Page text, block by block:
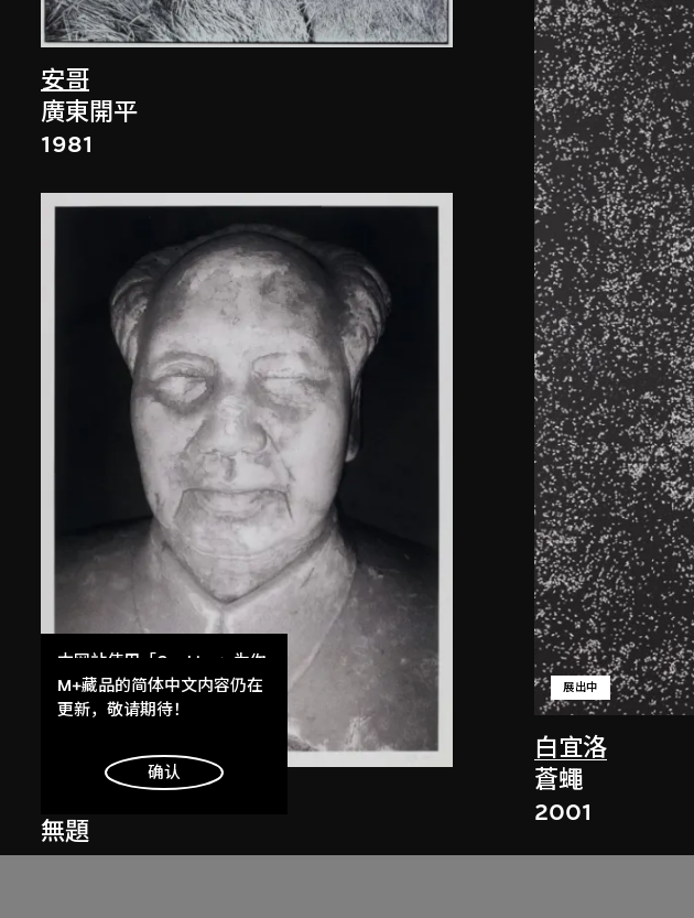
安哥
廣東開平
1981
無題
2000
白宜洛
展出中
蒼蠅
2001
本网站使用「Cookies」为你
提供最好的网站体验。
了解更多
明白
M+藏品的简体中文内容仍在
更新，敬请期待！
确认